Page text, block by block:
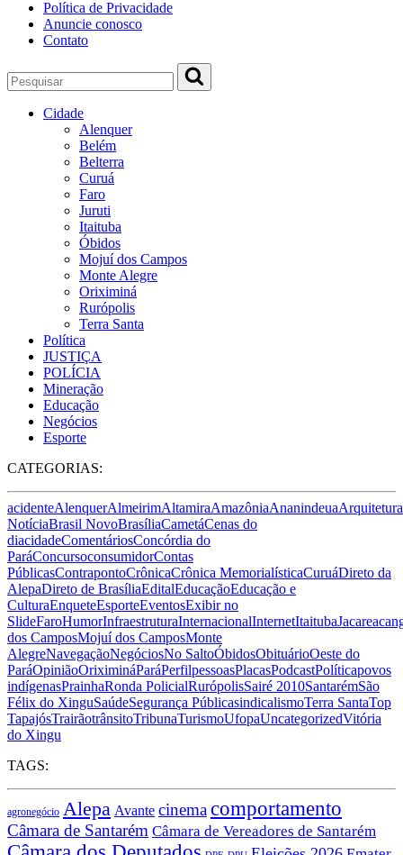
Política de Privacidade
Anuncie conosco
Contato
Cidade
Alenquer
Belém
Belterra
Curuá
Faro
Juruti
Itaituba
Óbidos
Mojuí dos Campos
Monte Alegre
Oriximiná
Rurópolis
Terra Santa
Política
JUSTIÇA
POLÍCIA
Mineração
Educação
Negócios
Esporte
CATEGORIAS:
acidenteAlenquerAlmeirimAltamiraAmazôniaAnanindeuaArquitetura
NotíciaBrasil NovoBrasíliaCametáCenas do
diacidadeComentáriosConcórdia do
ParáConcursoconsumidorContas
PúblicasContrapontoCrônicaCrônica MemorialísticaCuruáDireto da
AlepaDireto de BrasíliaEditalEducaçãoEducação e
CulturaEnqueteEsporteEventosExibir no
SlideFaroHumorInfraestruturaInternacionalInternetItaituba
dos CamposMojuí dos CamposMonte
AlegreNavegaçãoNegóciosNo SaltoÓbidosObituárioOeste do
ParáOpiniãoOriximináParáPerfilpessoasPlacasPodcastPolíticapovos
indígenasPrainhaRonda PolicialRurópolisSairé 2010SantarémSão
Félix do XinguSaúdeSegurança PúblicasindicalismoTerra SantaTop
TapajósTrairãotrânsitoTribunaTurismoUfopaUncategorizedVitória
do Xingu
TAGS:
agronegócio Alepa Avante cinemacomportamento
Câmara de Santarém Câmara de Vereadores de Santarém